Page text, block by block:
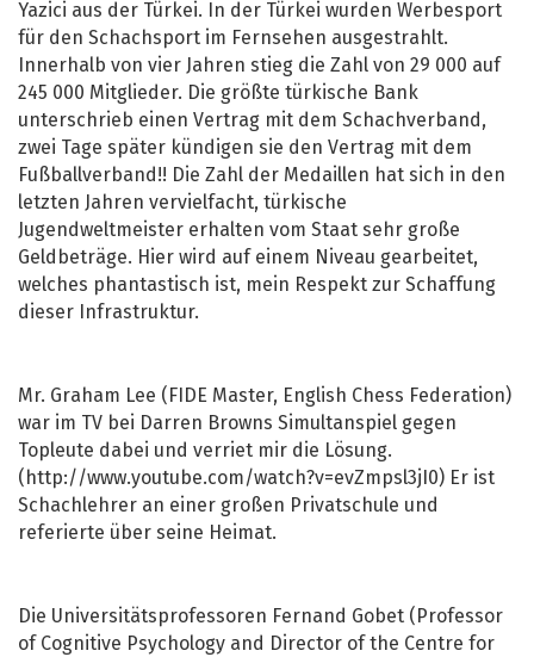
Yazici aus der Türkei. In der Türkei wurden Werbesport
für den Schachsport im Fernsehen ausgestrahlt.
Innerhalb von vier Jahren stieg die Zahl von 29 000 auf
245 000 Mitglieder. Die größte türkische Bank
unterschrieb einen Vertrag mit dem Schachverband,
zwei Tage später kündigen sie den Vertrag mit dem
Fußballverband!! Die Zahl der Medaillen hat sich in den
letzten Jahren vervielfacht, türkische
Jugendweltmeister erhalten vom Staat sehr große
Geldbeträge. Hier wird auf einem Niveau gearbeitet,
welches phantastisch ist, mein Respekt zur Schaffung
dieser Infrastruktur.
Mr. Graham Lee (FIDE Master, English Chess Federation)
war im TV bei Darren Browns Simultanspiel gegen
Topleute dabei und verriet mir die Lösung.
(http://www.youtube.com/watch?v=evZmpsl3jI0) Er ist
Schachlehrer an einer großen Privatschule und
referierte über seine Heimat.
Die Universitätsprofessoren Fernand Gobet (Professor
of Cognitive Psychology and Director of the Centre for